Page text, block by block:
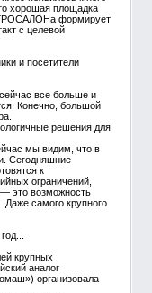
хорошая площадка
формирует
с целевой
и посетители
все больше и
Конечно, большой
решения для
мы видим, что в
Сегодняшние
к
ограничений,
— это возможность
Даже самого крупного
крупных
аналог
организовала